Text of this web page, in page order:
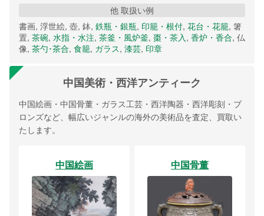
他 取扱い例
書画, 浮世絵, 壺, 鉢, 鉄瓶・銀瓶, 印籠・根付, 花台・花籠, 箸
置, 茶碗, 水指・水注, 茶釜・風炉釜, 棗・茶入, 香炉・香合, 仏
像, 茶勺･茶合, 食籠, ガラス, 漆芸, 印章
中国美術・西洋アンティーク
中国絵画・中国骨董・ガラス工芸・西洋陶器・西洋彫刻・ブ
ロンズなど、幅広いジャンルの海外の美術品を査定、買取い
たします。
中国絵画 中国骨董